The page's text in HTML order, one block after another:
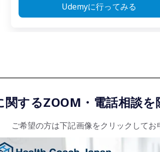
Udemyに行ってみる
関するZOOM・電話相談
ご希望の方は下記画像をクリックしてお